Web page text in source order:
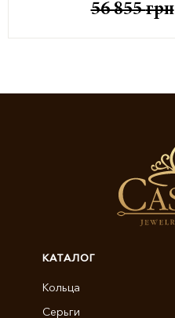
56 855грн
КАТАЛОГ
Кольца
Серьги